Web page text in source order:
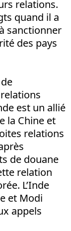
relations.
quand il a
sanctionner
des pays
est un allié
la Chine et
relations
de douane
relation
L’Inde
et Modi
appels